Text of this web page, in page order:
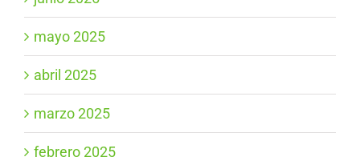
mayo 2025
abril 2025
marzo 2025
febrero 2025